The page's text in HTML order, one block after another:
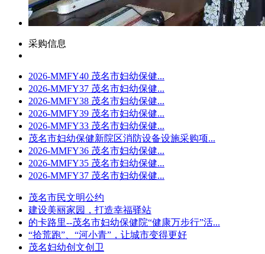
采购信息
2026-MMFY40 茂名市妇幼保健...
2026-MMFY37 茂名市妇幼保健...
2026-MMFY38 茂名市妇幼保健...
2026-MMFY39 茂名市妇幼保健...
2026-MMFY33 茂名市妇幼保健...
茂名市妇幼保健新院区消防设备设施采购项...
2026-MMFY36 茂名市妇幼保健...
2026-MMFY35 茂名市妇幼保健...
2026-MMFY37 茂名市妇幼保健...
茂名市民文明公约
建设美丽家园，打造幸福驿站
的卡路里--茂名市妇幼保健院“健康万步行”活...
“拾荒跑”、“河小青”，让城市变得更好
茂名妇幼创文创卫